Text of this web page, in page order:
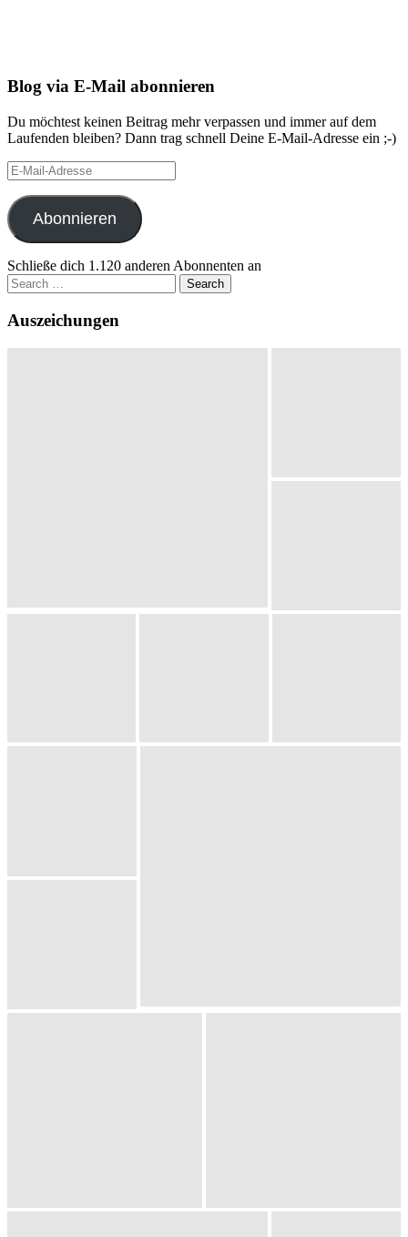
Blog via E-Mail abonnieren
Du möchtest keinen Beitrag mehr verpassen und immer auf dem
Laufenden bleiben? Dann trag schnell Deine E-Mail-Adresse ein ;-)
E-
Mail-
Adresse
Abonnieren
Schließe dich 1.120 anderen Abonnenten an
Search
for:
Auszeichungen